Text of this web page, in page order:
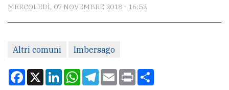
Scrivici
Per
la
MERCOLEDÌ, 07 NOVEMBRE 2018 - 16:52
Altri comuni Imbersago
Facebook
X LinkedInWhatsApp
Telegram
EmailPrint